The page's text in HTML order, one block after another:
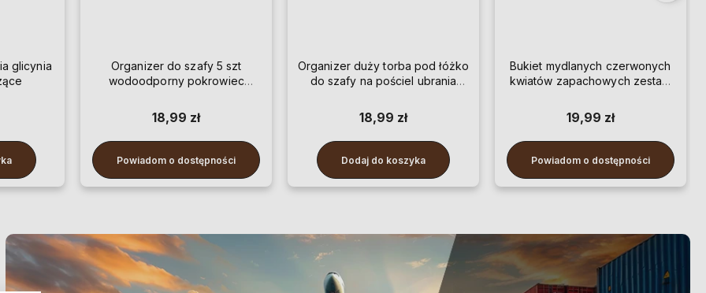
glicynia
Organizer do szafy 5 szt
wodoodporny pokrowiec
100 cm
18,99 zł
Powiadom o dostępności
Organizer duży torba pod łóżko
do szafy na pościel ubrania
18,99 zł
Dodaj do koszyka
Bukiet mydlanych czerwonych
kwiatów zapachowych zestaw
19,99 zł
Powiadom o dostępności